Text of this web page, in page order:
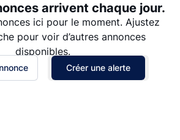
arrivent chaque jour.
ici pour le moment. Ajustez
pour voir d’autres annonces
disponibles.
Créer une alerte